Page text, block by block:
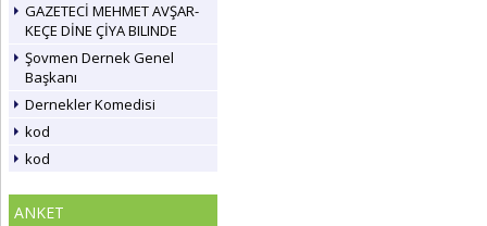
GAZETECİ MEHMET AVŞAR-
KEÇE DİNE ÇİYA BILINDE
Şovmen Dernek Genel
Başkanı
Dernekler Komedisi
kod
kod
ANKET